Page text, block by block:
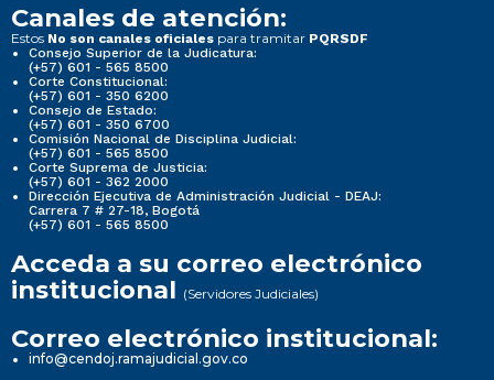
Canales de atención:
Estos No son canales oficiales para tramitar PQRSDF
Consejo Superior de la Judicatura:
(+57) 601 - 565 8500
Corte Constitucional:
(+57) 601 - 350 6200
Consejo de Estado:
(+57) 601 - 350 6700
Comisión Nacional de Disciplina Judicial:
(+57) 601 - 565 8500
Corte Suprema de Justicia:
(+57) 601 - 362 2000
Dirección Ejecutiva de Administración Judicial - DEAJ:
Carrera 7 # 27-18, Bogotá
(+57) 601 - 565 8500
Acceda a su correo electrónico
institucional (Servidores Judiciales)
Correo electrónico institucional:
info@cendoj.ramajudicial.gov.co